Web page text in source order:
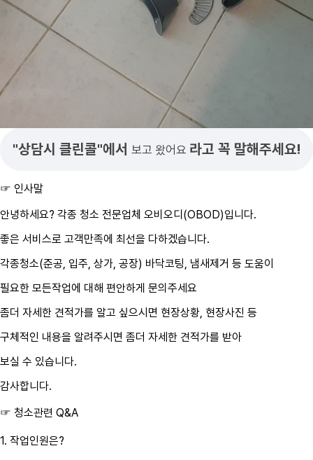
"상담시 클린콜"에서 보고 왔어요 라고 꼭 말해주세요!
☞ 인사말
안녕하세요? 각종 청소 전문업체 오비오디(OBOD)입니다.
좋은 서비스로 고객만족에 최선을 다하겠습니다.
각종청소(준공, 입주, 상가, 공장) 바닥코팅, 냄새제거 등 도움이
필요한 모든작업에 대해 편안하게 문의주세요
좀더 자세한 견적가를 알고 싶으시면 현장상황, 현장사진 등
구체적인 내용을 알려주시면 좀더 자세한 견적가를 받아
보실 수 있습니다.
감사합니다.
☞ 청소관련 Q&A
1. 작업인원은?